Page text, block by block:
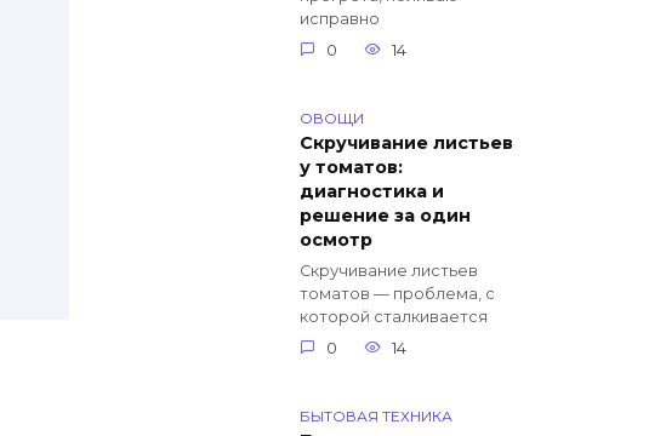
исправно
0
14
ОВОЩИ
Скручивание листьев
у томатов:
диагностика и
решение за один
осмотр
Скручивание листьев
томатов — проблема, с
которой сталкивается
0
14
БЫТОВАЯ ТЕХНИКА